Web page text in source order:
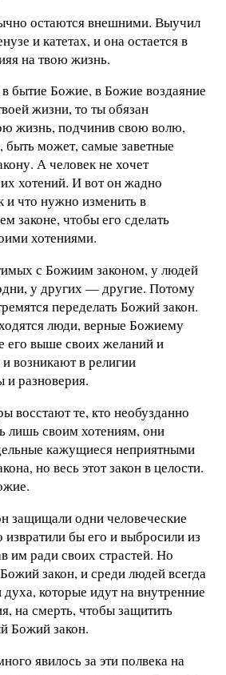
остаются внешними. Выучил
и катетах, и она остается в
на твою жизнь.
бытие Божие, в Божие воздаяние
жизни, то ты обязан
жизнь, подчинив свою волю,
быть может, самые заветные
А человек не хочет
хотений. И вот он жадно
и что нужно изменить в
законе, чтобы его сделать
хотениями.
с Божиим законом, у людей
у других — другие. Потому
переделать Божий закон.
люди, верные Божиему
его выше своих желаний и
возникают в религии
и разноверия.
восстают те, кто необузданно
лишь своим хотениям, они
кажущиеся неприятными
но весь этот закон в целости.
защищали одни человеческие
бы его и выбросили из
им ради своих страстей. Но
закон, и среди людей всегда
которые идут на внутренние
на смерть, чтобы защитить
Божий закон.
явилось за эти полвека на